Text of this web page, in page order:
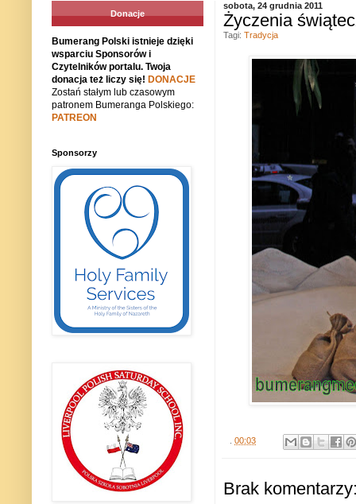
sobota, 24 grudnia 2011
Życzenia
. 00:03
Tagi: Tradycja
Brak
Donacje
Bumerang Polski istnieje dzięki
wsparciu Sponsorów i
Czytelników portalu. Twoja
donacja też liczy się! DONACJE
Zostań stałym lub czasowym
patronem Bumeranga Polskiego:
PATREON
Sponsorzy